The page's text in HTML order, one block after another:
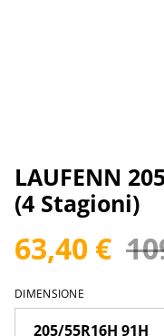
LAUFENN
(4 Stagioni)
63,40 €
DIMENSIONE